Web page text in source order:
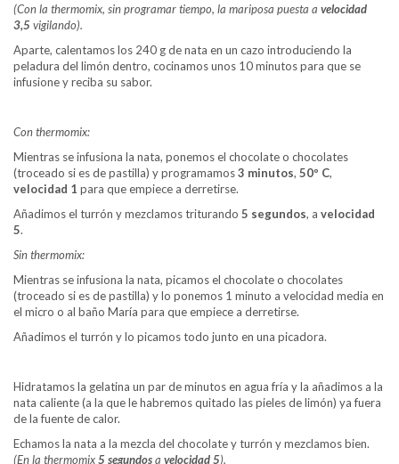
(Con la thermomix, sin programar tiempo, la mariposa puesta a velocidad
3,5 vigilando).
Aparte, calentamos los 240 g de nata en un cazo introduciendo la
peladura del limón dentro, cocinamos unos 10 minutos para que se
infusione y reciba su sabor.
Con thermomix:
Mientras se infusiona la nata, ponemos el chocolate o chocolates
(troceado si es de pastilla) y programamos3 minutos, 50º C,
velocidad 1 para que empiece a derretirse.
Añadimos el turrón y mezclamos triturando 5 segundos, a velocidad
5.
Sin thermomix:
Mientras se infusiona la nata, picamos el chocolate o chocolates
(troceado si es de pastilla) y lo ponemos 1 minuto a velocidad media en
el micro o al baño María para que empiece a derretirse.
Añadimos el turrón y lo picamos todo junto en una picadora.
Hidratamos la gelatina un par de minutos en agua fría y la añadimos a la
nata caliente (a la que le habremos quitado las pieles de limón) ya fuera
de la fuente de calor.
Echamos la nata a la mezcla del chocolate y turrón y mezclamos bien.
(En la thermomix5 segundosa velocidad 5).